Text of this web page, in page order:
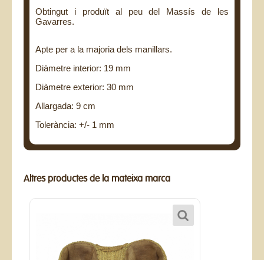
Obtingut i produït al peu del Massís de les
Gavarres.
Apte per a la majoria dels manillars.
Diàmetre interior: 19 mm
Diàmetre exterior: 30 mm
Allargada: 9 cm
Tolerància: +/- 1 mm
Altres productes de la mateixa marca